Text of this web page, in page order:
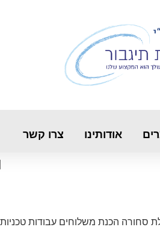
אודותינו צרו קשר